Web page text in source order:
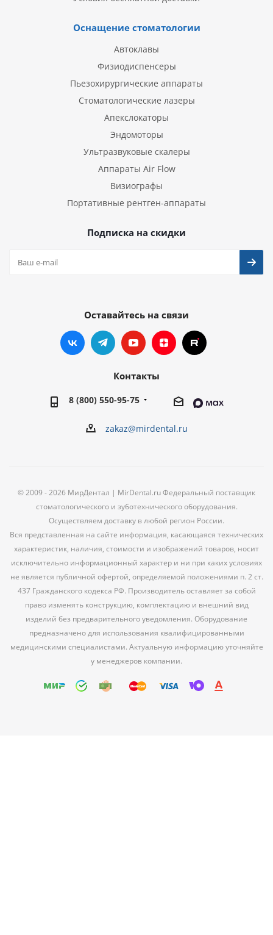
Оснащение стоматологии
Автоклавы
Физиодиспенсеры
Пьезохирургические аппараты
Стоматологические лазеры
Апекслокаторы
Эндомоторы
Ультразвуковые скалеры
Аппараты Air Flow
Визиографы
Портативные рентген-аппараты
Подписка на скидки
Оставайтесь на связи
Контакты
8 (800) 550-95-75
zakaz@mirdental.ru
© 2009 - 2026 МирДентал | MirDental.ru Федеральный поставщик
стоматологического и зуботехнического оборудования.
Осуществляем доставку в любой регион России.
Вся представленная на сайте информация, касающаяся технических
характеристик, наличия, стоимости и изображений товаров, носит
исключительно информационный характер и ни при каких условиях
не является публичной офертой, определяемой положениями п. 2 ст.
437 Гражданского кодекса РФ. Производитель оставляет за собой
право изменять конструкцию, комплектацию и внешний вид
изделий без предварительного уведомления. Оборудование
предназначено для использования квалифицированными
медицинскими специалистами. Актуальную информацию уточняйте
у менеджеров компании.